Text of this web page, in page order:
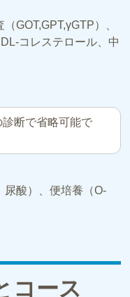
GOT,GPT,γGTP）、
コレステロール、中
断で省略可能で
尿酸）、便培養（O-
コース